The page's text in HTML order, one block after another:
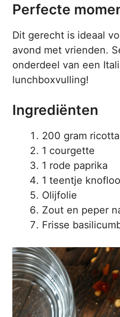
Perfecte
Dit gerecht is ideaal
avond met vrienden.
onderdeel van een
lunchboxvulling!
Ingrediënten
200 gram ricotta
1 courgette
1 rode paprika
1 teentje
Olijfolie
Zout en peper
Frisse